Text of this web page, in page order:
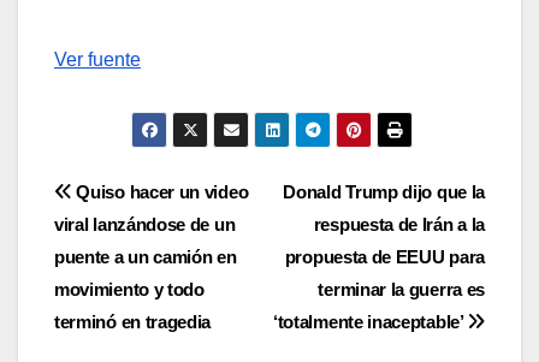
Ver fuente
Navegación
de
entradas
Donald Trump dijo que la
respuesta de Irán a la
propuesta de EEUU para
terminar la guerra es
‘totalmente inaceptable’
Quiso hacer un video
viral lanzándose de un
puente a un camión en
movimiento y todo
terminó en tragedia